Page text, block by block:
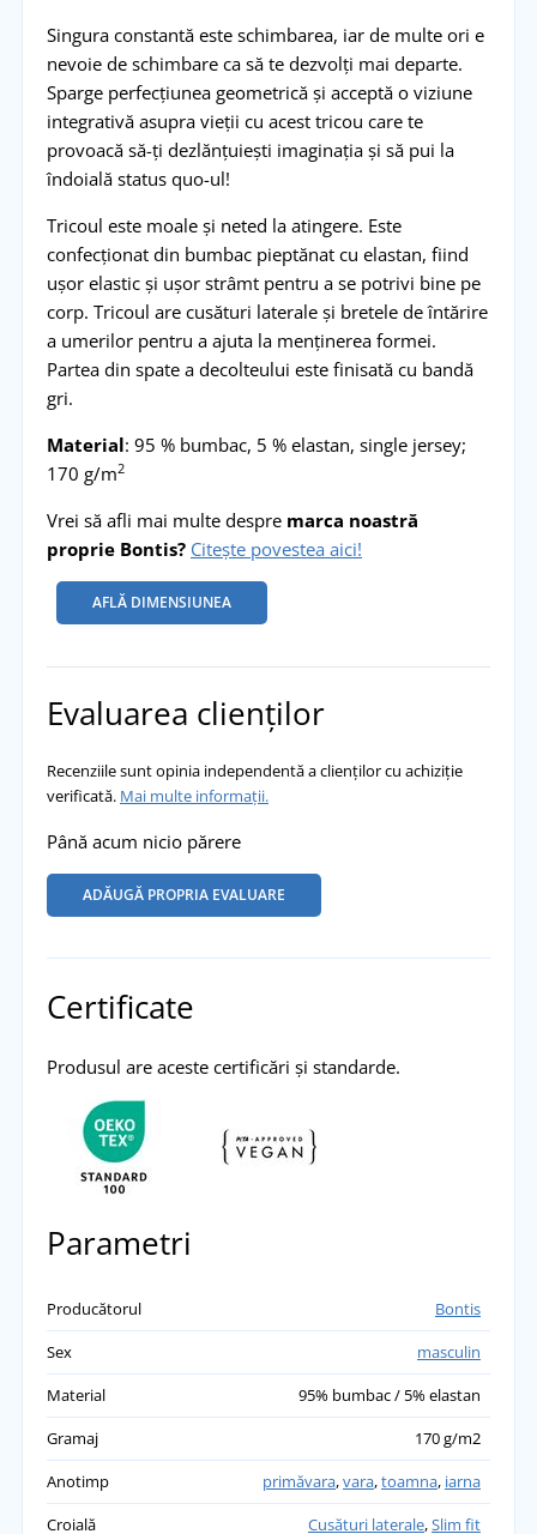
Singura constantă este schimbarea, iar de multe ori e
nevoie de schimbare ca să te dezvolți mai departe.
Sparge perfecțiunea geometrică și acceptă o viziune
integrativă asupra vieții cu acest tricou care te
provoacă să-ți dezlănțuiești imaginația și să pui la
îndoială status quo-ul!
Tricoul este moale și neted la atingere. Este
confecționat din bumbac pieptănat cu elastan, fiind
ușor elastic și ușor strâmt pentru a se potrivi bine pe
corp. Tricoul are cusături laterale și bretele de întărire
a umerilor pentru a ajuta la menținerea formei.
Partea din spate a decolteului este finisată cu bandă
gri.
Material: 95 % bumbac, 5 % elastan, single jersey;
170 g/m2
Vrei să afli mai multe despre marca noastră
proprie Bontis? Citește povestea aici!
AFLĂ DIMENSIUNEA
Evaluarea clienților
Recenziile sunt opinia independentă a clienților cu achiziție
verificată. Mai multe informații.
Până acum nicio părere
ADĂUGĂ PROPRIA EVALUARE
Certificate
Produsul are aceste certificări și standarde.
Parametri
Producătorul
Bontis
Sex
masculin
Material
95% bumbac / 5% elastan
Gramaj
170 g/m2
Anotimp
primăvara,vara,toamna, iarna
Croială
Cusături laterale,Slim fit